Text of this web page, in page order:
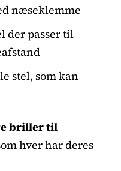
næseklemme
der passer til
stel, som kan
briller til
hver har deres